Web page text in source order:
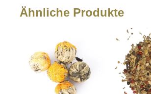
Ähnliche Produkte